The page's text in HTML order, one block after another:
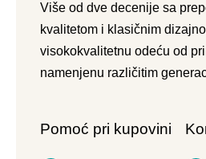
Više od dve decenije sa
kvalitetom i klasičnim
visokokvalitetnu odeću od
namenjenu različitim
Pomoć pri kupovini